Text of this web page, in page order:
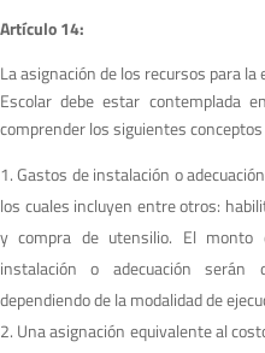
Artículo 14:
La asignación de los recursos para
Escolar debe estar contemplada
comprender los siguientes
Gastos de instalación o
los cuales incluyen entre otros:
y compra de utensilio. El
instalación o adecuación
dependiendo de la modalidad de
Una asignación equivalente al